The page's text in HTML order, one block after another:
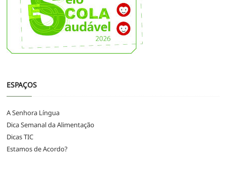
ESPAÇOS
A Senhora Língua
Dica Semanal da Alimentação
Dicas TIC
Estamos de Acordo?